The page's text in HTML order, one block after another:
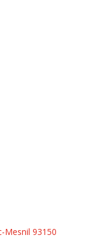
Mesnil 93150